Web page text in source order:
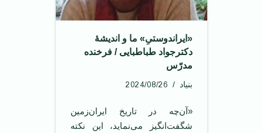
«ایراندوستیِ» ما و اندیشۀ
دکترجواد طباطبایی / فرخنده
مدرّس
بنیاد 2024/08/26
«آن‌چه در تاریخ ایران‌زمین
شگفت‌انگیز می‌نماید، این نکته